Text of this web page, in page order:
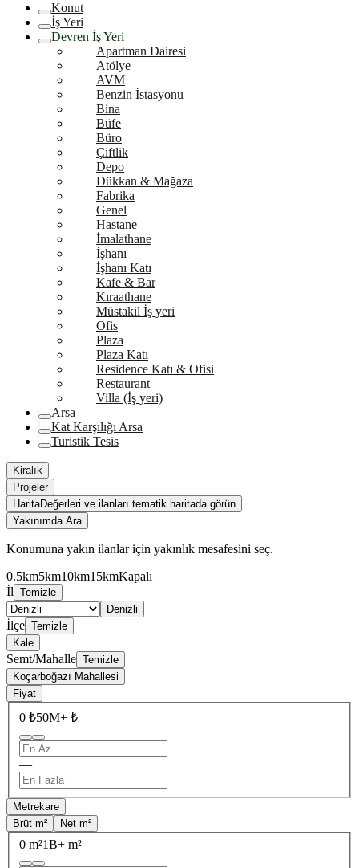
Konut
İş Yeri
Devren İş Yeri
Apartman Dairesi
Atölye
AVM
Benzin İstasyonu
Bina
Büfe
Büro
Çiftlik
Depo
Dükkan & Mağaza
Fabrika
Genel
Hastane
İmalathane
İşhanı
İşhanı Katı
Kafe & Bar
Kıraathane
Müstakil İş yeri
Ofis
Plaza
Plaza Katı
Residence Katı & Ofisi
Restaurant
Villa (İş yeri)
Arsa
Kat Karşılığı Arsa
Turistik Tesis
Kiralık
Projeler
HaritaDeğerleri ve ilanları tematik haritada görün
Yakınımda Ara
Konumuna yakın ilanlar için yakınlık mesafesini seç.
0.5km5km10km15kmKapalı
İl Temizle
Denizli
İlçe Temizle
Kale
Semt/Mahalle Temizle
Koçarboğazı Mahallesi
Fiyat
0 ₺50M+ ₺
—
Metrekare
Brüt m²
Net m²
0 m²1B+ m²